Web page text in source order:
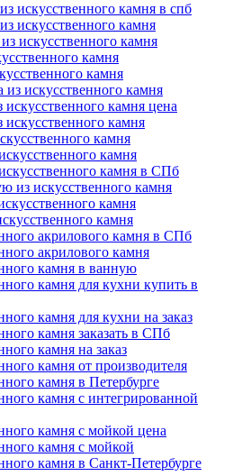
искусственного камня в спб
искусственного камня
искусственного камня
камня
камня
искусственного камня
камня цена
камня
камня
камня
камня в СПб
из искусственного камня
камня
камня
акрилового камня в СПб
акрилового камня
камня в ванную
камня для кухни купить в
камня для кухни на заказ
камня заказать в СПб
камня на заказ
камня от производителя
камня в Петербурге
камня с интегрированной
камня с мойкой цена
камня с мойкой
камня в Санкт-Петербурге